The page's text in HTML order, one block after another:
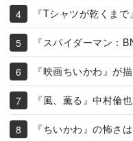
『Tシャツが乾くま
『スパイダーマン：
『映画ちいかわ』が
『風、薫る』中村倫
『ちいかわ』の怖さ